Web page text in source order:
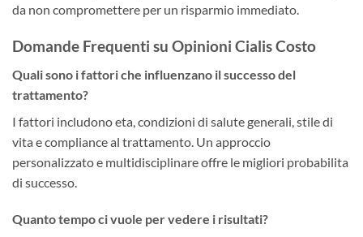
da non compromettere per un risparmio immediato.
Domande Frequenti su Opinioni Cialis Costo
Quali sono i fattori che influenzano il successo del
trattamento?
I fattori includono eta, condizioni di salute generali, stile di
vita e compliance al trattamento. Un approccio
personalizzato e multidisciplinare offre le migliori probabilita
di successo.
Quanto tempo ci vuole per vedere i risultati?